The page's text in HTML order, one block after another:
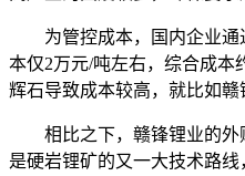
为管控成本，国内企业
本仅2万元/吨左右，综合成本
辉石导致成本较高，就比如赣
相比之下，赣锋锂业的外
是硬岩锂矿的又一大技术路